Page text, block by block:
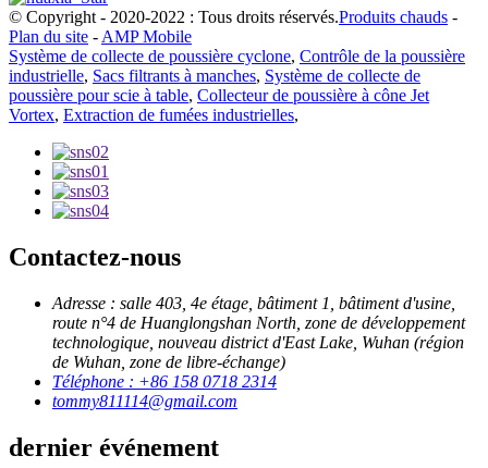
© Copyright - 2020-2022 : Tous droits réservés.Produits chauds -
Plan du site - AMP Mobile
Système de collecte de poussière cyclone, Contrôle de la poussière
industrielle, Sacs filtrants à manches, Système de collecte de
poussière pour scie à table, Collecteur de poussière à cône Jet
Vortex, Extraction de fumées industrielles,
Contactez-nous
Adresse : salle 403, 4e étage, bâtiment 1, bâtiment d'usine,
route n°4 de Huanglongshan North, zone de développement
technologique, nouveau district d'East Lake, Wuhan (région
de Wuhan, zone de libre-échange)
Téléphone : +86 158 0718 2314
tommy811114@gmail.com
dernier événement